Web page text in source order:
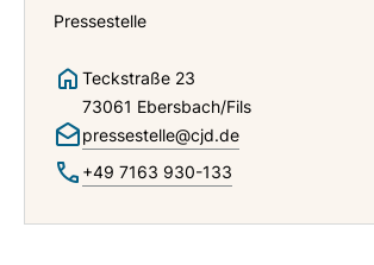
Pressestelle
Teckstraße 23
73061 Ebersbach/Fils
pressestelle@cjd.de
+49 7163 930-133